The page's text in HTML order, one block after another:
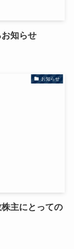
知らせ
お知らせ
主にとっての